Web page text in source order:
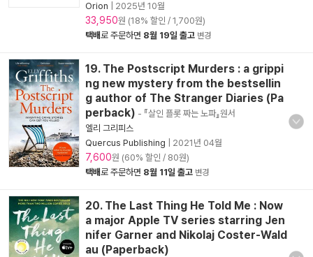
Orion
2025년 10월
33,950원 (18% 할인 / 1,700원)
택배로 주문하면 8월 19일 출고 변경
19. The Postscript Murders : a grippi
ng new mystery from the bestsellin
g author of The Stranger Diaries (Pa
perback) - 『살인 플롯 짜는 노파』원서
엘리 그리피스
Quercus Publishing
2021년 04월
7,600원 (60% 할인 / 80원)
택배로 주문하면 8월 11일 출고 변경
20. The Last Thing He Told Me : Now
a major Apple TV series starring Jen
nifer Garner and Nikolaj Coster-Wald
au (Paperback)